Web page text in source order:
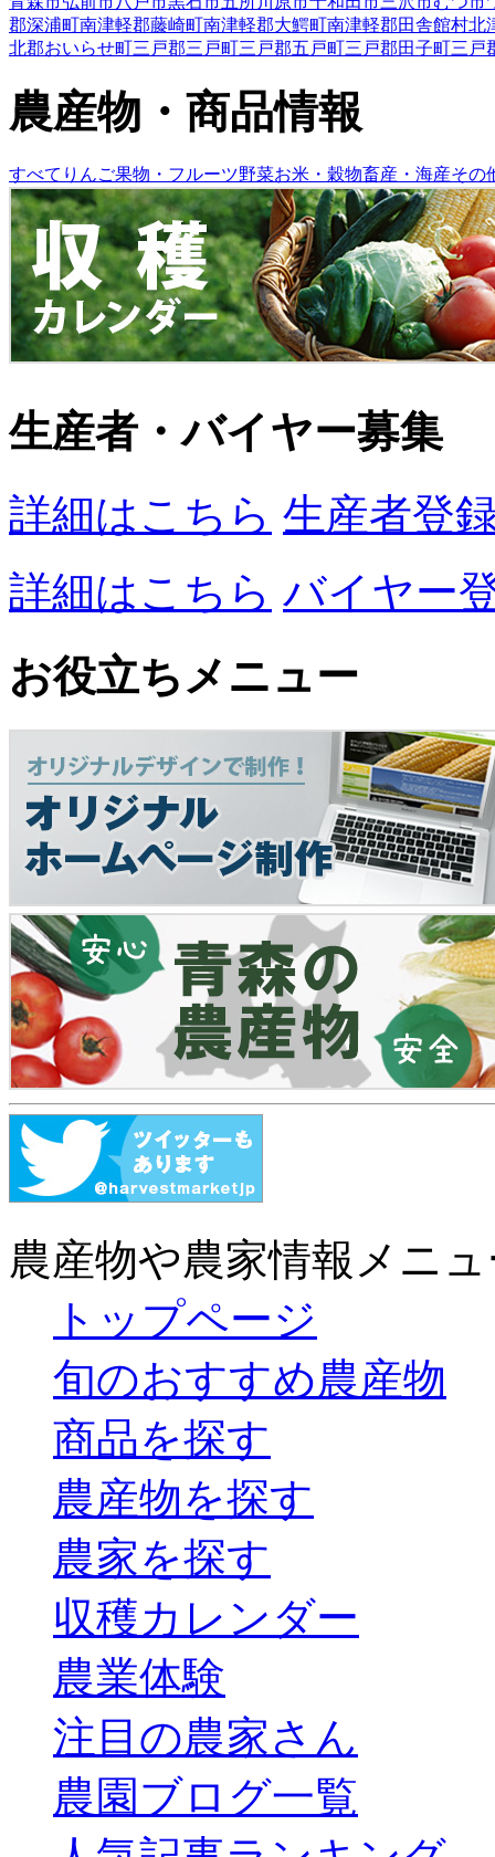
郡深浦町南津軽郡藤崎町南津軽郡大鰐町南津軽郡田舎館村北
北郡おいらせ町三戸郡三戸町三戸郡五戸町三戸郡田子町三戸
農産物・商品情報
すべて りんご果物・フルーツ野菜お米・穀物畜産・海産その
生産者・バイヤー募集
詳細はこちら 生産者登
詳細はこちら バイヤー
お役立ちメニュー
農産物や農家情報メニ
トップページ
旬のおすすめ農産物
商品を探す
農産物を探す
農家を探す
収穫カレンダー
農業体験
注目の農家さん
農園ブログ一覧